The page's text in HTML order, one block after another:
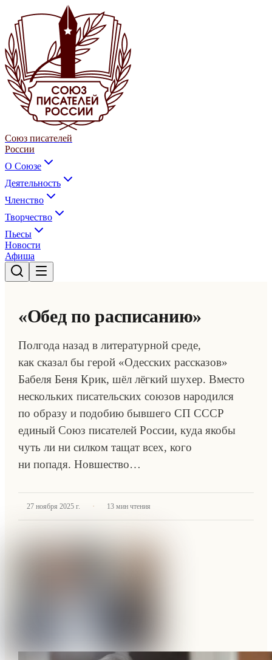
Союз писателей
России
О Союзе
Деятельность
Членство
Творчество
Пьесы
Новости
Афиша
«Обед по расписанию»
Полгода назад в литературной среде,
как сказал бы герой «Одесских рассказов»
Бабеля Беня Крик, шёл лёгкий шухер. Вместо
нескольких писательских союзов народился
по образу и подобию бывшего СП СССР
единый Союз писателей России, куда якобы
чуть ли ни силком тащат всех, кого
ни попадя. Новшество…
27 ноября 2025 г. · 13 мин чтения